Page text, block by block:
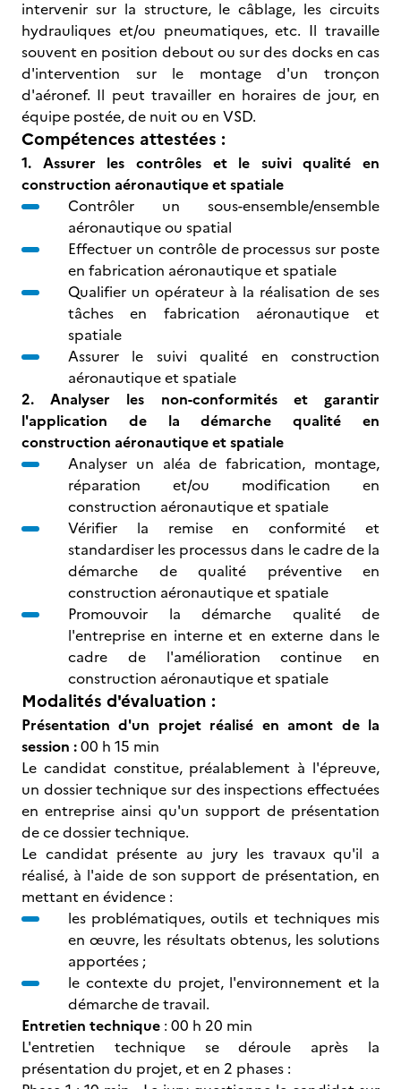
intervenir sur la structure, le câblage, les circuits
hydrauliques et/ou pneumatiques, etc. Il travaille
souvent en position debout ou sur des docks en cas
d'intervention sur le montage d'un tronçon
d'aéronef. Il peut travailler en horaires de jour, en
équipe postée, de nuit ou en VSD.
Compétences attestées :
1. Assurer les contrôles et le suivi qualité en
construction aéronautique et spatiale
Contrôler un sous-ensemble/ensemble
aéronautique ou spatial
Effectuer un contrôle de processus sur poste
en fabrication aéronautique et spatiale
Qualifier un opérateur à la réalisation de ses
tâches en fabrication aéronautique et
spatiale
Assurer le suivi qualité en construction
aéronautique et spatiale
2. Analyser les non-conformités et garantir
l'application de la démarche qualité en
construction aéronautique et spatiale
Analyser un aléa de fabrication, montage,
réparation et/ou modification en
construction aéronautique et spatiale
Vérifier la remise en conformité et
standardiser les processus dans le cadre de la
démarche de qualité préventive en
construction aéronautique et spatiale
Promouvoir la démarche qualité de
l'entreprise en interne et en externe dans le
cadre de l'amélioration continue en
construction aéronautique et spatiale
Modalités d'évaluation :
Présentation d'un projet réalisé en amont de la
session :00 h 15 min
Le candidat constitue, préalablement à l'épreuve,
un dossier technique sur des inspections effectuées
en entreprise ainsi qu'un support de présentation
de ce dossier technique.
Le candidat présente au jury les travaux qu'il a
réalisé, à l'aide de son support de présentation, en
mettant en évidence :
les problématiques, outils et techniques mis
en œuvre, les résultats obtenus, les solutions
apportées ;
le contexte du projet, l'environnement et la
démarche de travail.
Entretien technique : 00 h 20 min
L'entretien technique se déroule après la
présentation du projet, et en 2 phases :